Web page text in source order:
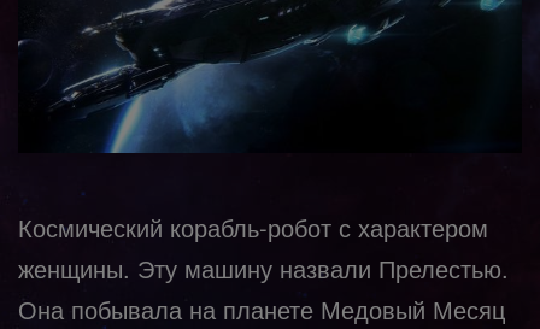
Космический корабль-робот с характером
женщины. Эту машину назвали Прелестью.
Она побывала на планете Медовый Месяц